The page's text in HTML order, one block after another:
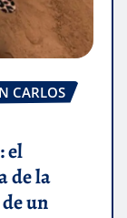
CARLOS
el
de la
un